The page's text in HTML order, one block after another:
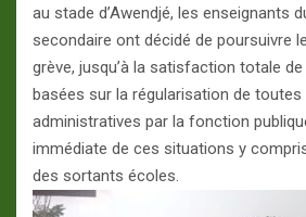
au stade d’Awendjé, les enseignants
secondaire ont décidé de poursuivre
grève, jusqu’à la satisfaction totale
basées sur la régularisation de
administratives par la fonction
immédiate de ces situations y
des sortants écoles.